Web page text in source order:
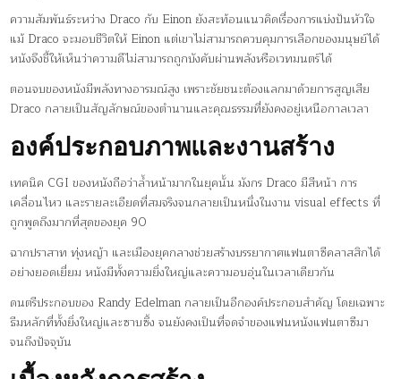
ความสัมพันธ์ระหว่าง Draco กับ Einon ยังสะท้อนแนวคิดเรื่องการแบ่งปันหัวใจ
แม้ Draco จะมอบชีวิตให้ Einon แต่เขาไม่สามารถควบคุมการเลือกของมนุษย์ได้
หนังจึงชี้ให้เห็นว่าความดีไม่สามารถถูกบังคับผ่านพลังหรือเวทมนตร์ได้
ตอนจบของหนังมีพลังทางอารมณ์สูง เพราะชัยชนะต้องแลกมาด้วยการสูญเสีย
Draco กลายเป็นสัญลักษณ์ของตำนานและคุณธรรมที่ยังคงอยู่เหนือกาลเวลา
องค์ประกอบภาพและงานสร้าง
เทคนิค CGI ของหนังถือว่าล้ำหน้ามากในยุคนั้น มังกร Draco มีสีหน้า การ
เคลื่อนไหว และรายละเอียดที่สมจริงจนกลายเป็นหนึ่งในงาน visual effects ที่
ถูกพูดถึงมากที่สุดของยุค 90
ฉากปราสาท ทุ่งหญ้า และเมืองยุคกลางช่วยสร้างบรรยากาศแฟนตาซีคลาสสิกได้
อย่างยอดเยี่ยม หนังมีทั้งความยิ่งใหญ่และความอบอุ่นในเวลาเดียวกัน
ดนตรีประกอบของ Randy Edelman กลายเป็นอีกองค์ประกอบสำคัญ โดยเฉพาะ
ธีมหลักที่ทั้งยิ่งใหญ่และซาบซึ้ง จนยังคงเป็นที่จดจำของแฟนหนังแฟนตาซีมา
จนถึงปัจจุบัน